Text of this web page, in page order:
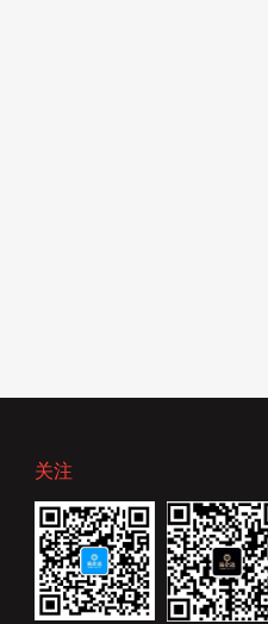
关注